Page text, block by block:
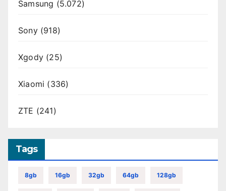
Samsung (5.072)
Sony(918)
Xgody (25)
Xiaomi (336)
ZTE (241)
Tags
8gb 16gb 32gb 64gb 128gb